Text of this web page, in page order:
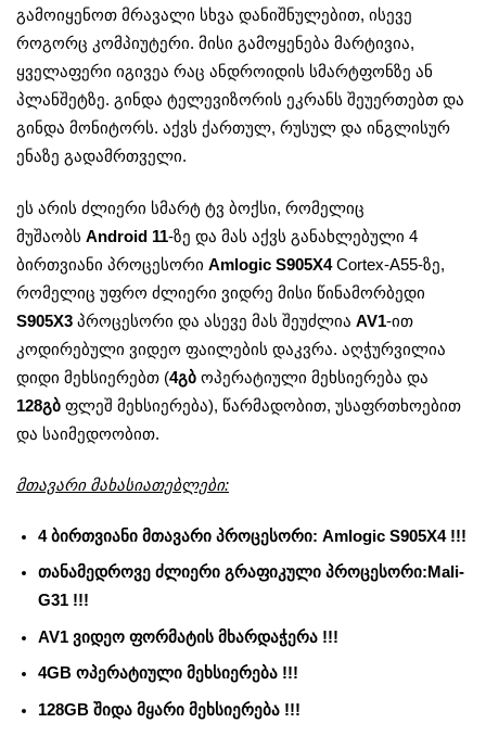
გამოიყენოთ მრავალი სხვა დანიშნულებით, ისევე
როგორც კომპიუტერი. მისი გამოყენება მარტივია,
ყველაფერი იგივეა რაც ანდროიდის სმარტფონზე ან
პლანშეტზე. გინდა ტელევიზორის ეკრანს შეუერთებთ და
გინდა მონიტორს. აქვს ქართულ, რუსულ და ინგლისურ
ენაზე გადამრთველი.
ეს არის ძლიერი სმარტ ტვ ბოქსი, რომელიც
მუშაობს Android 11-ზე და მას აქვს განახლებული 4
ბირთვიანი პროცესორი Amlogic S905X4Cortex-A55-ზე,
რომელიც უფრო ძლიერი ვიდრე მისი წინამორბედი
S905X3 პროცესორი და ასევე მას შეუძლია AV1-ით
კოდირებული ვიდეო ფაილების დაკვრა. აღჭურვილია
დიდი მეხსიერებთ (4გბ ოპერატიული მეხსიერება და
128გბ ფლეშ მეხსიერება), წარმადობით, უსაფრთხოებით
და საიმედოობით.
მთავარი მახასიათებლები:
4 ბირთვიანი მთავარი პროცესორი: Amlogic S905X4 !!!
თანამედროვე ძლიერი გრაფიკული პროცესორი:Mali-
G31 !!!
AV1 ვიდეო ფორმატის მხარდაჭერა !!!
4GB ოპერატიული მეხსიერება !!!
128GB შიდა მყარი მეხსიერება !!!